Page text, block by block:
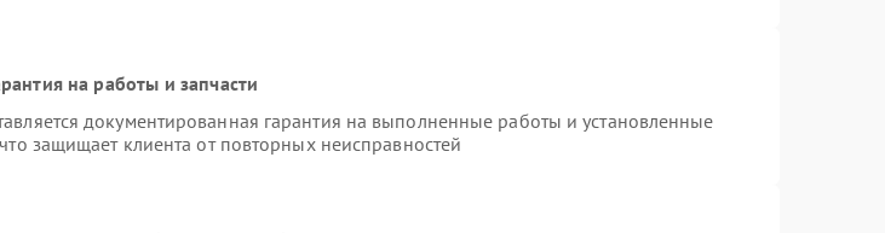
на работы и запчасти
документированная гарантия на выполненные работы и установленные
защищает клиента от повторных неисправностей